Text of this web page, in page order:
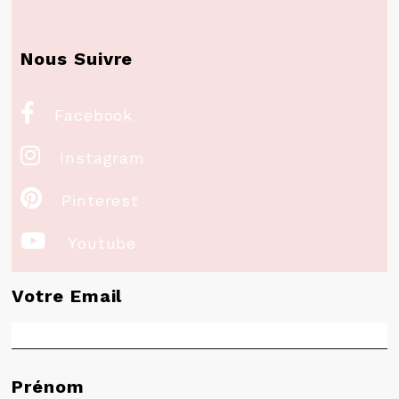
Nous Suivre
 Facebook
 Instagram
 Pinterest
 Youtube
Votre Email
Prénom